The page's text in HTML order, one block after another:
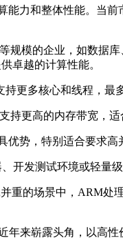
力和整体性能。当
模的企业，如数据
卓越的计算性能。
更多核心和线程，
持更高的内存带宽，适
势，特别适合要求高
开发测试环境或轻量
的场景中，ARM
来崭露头角，以高性